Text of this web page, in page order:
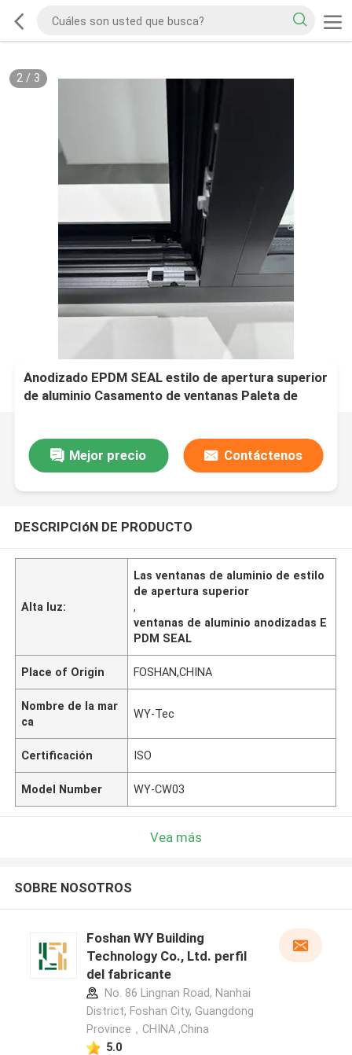
2/ 3
Anodizado EPDM SEAL estilo de apertura superior
de aluminio Casamento de ventanas Paleta de
Mejor precio Contáctenos
DESCRIPCIóN DE PRODUCTO
Alta luz:
Las ventanas de aluminio de estilo
de apertura superior
,
ventanas de aluminio anodizadas E
PDM SEAL
Place of Origin FOSHAN,CHINA
Nombre de la mar
ca
WY-Tec
Certificación ISO
Model Number WY-CW03
Vea más
SOBRE NOSOTROS
Foshan WY Building
Technology Co., Ltd. perfil
del fabricante
No. 86 Lingnan Road, Nanhai
District, Foshan City, Guangdong
Province，CHINA ,China
5.0